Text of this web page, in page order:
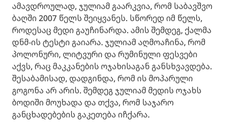
ამავდროულად, ჯულიამ გაარკვია, რომ საბავშვო
ბაღში 2007 წელს შეიყვანეს. სწორედ იმ წელს,
როდესაც მედი გაუჩინარდა. ამის შემდეგ, ქალმა
დნმ-ის ტესტი გაიარა. ჯულიამ აღმოაჩინა, რომ
პოლონური, ლიტვური და რუმინული ფესვები
აქვს, რაც მაკკანების ოჯახისაგან განსხვავდება.
შესაბამისად, დადგინდა, რომ ის მოპარული
გოგონა არ არის. შემდეგ ჯულიამ მედის ოჯახს
ბოდიში მოუხადა და თქვა, რომ საჯარო
განცხადებების გაკეთება იჩქარა.